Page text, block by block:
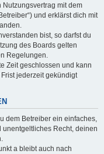
Nutzungsvertrag mit dem
und erklärst dich mit
bist, so darfst du
des Boards gelten
Regelungen.
Zeit geschlossen und kann
jederzeit gekündigt
dem Betreiber ein einfaches,
Recht, deinen
a bleibt auch nach